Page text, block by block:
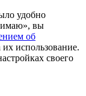
удобно
вы
об
их использование.
своего